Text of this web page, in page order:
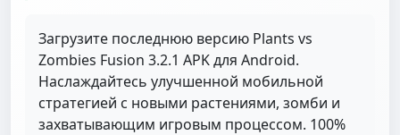
Загрузите последнюю версию Plants vs
Zombies Fusion 3.2.1 APK для Android.
Наслаждайтесь улучшенной мобильной
стратегией с новыми растениями, зомби и
захватывающим игровым процессом. 100%